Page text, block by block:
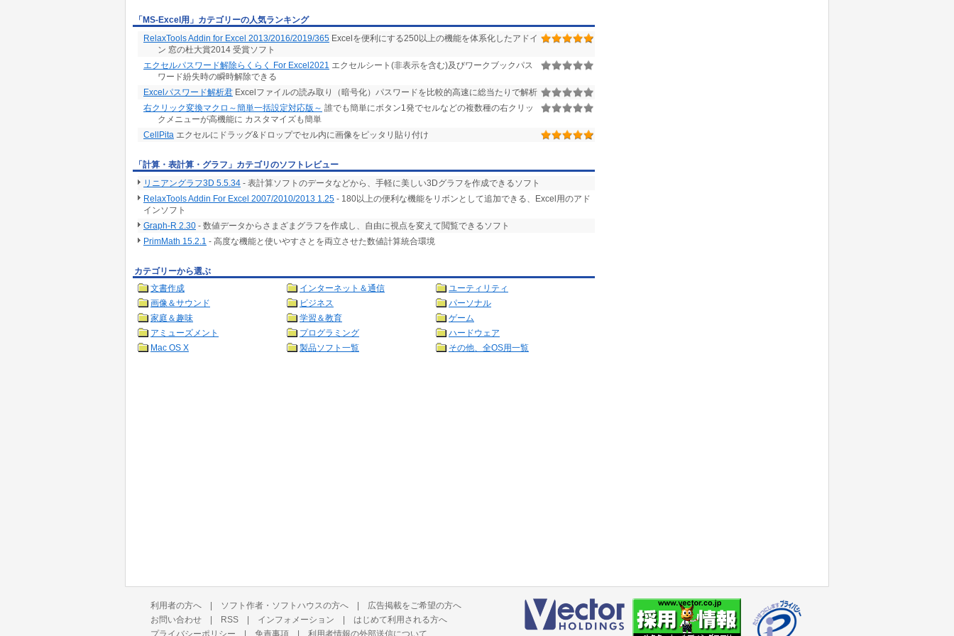
「MS-Excel用」カテゴリーの人気ランキング
RelaxTools Addin for Excel 2013/2016/2019/365 Excelを便利にする250以上の機能を体系化したアドイ
ン 窓の杜大賞2014 受賞ソフト
エクセルパスワード解除らくらく For Excel2021 エクセルシート(非表示を含む)及びワークブックパス
ワード紛失時の瞬時解除できる
Excelパスワード解析君 Excelファイルの読み取り（暗号化）パスワードを比較的高速に総当たりで解析
右クリック変換マクロ～簡単一括設定対応版～ 誰でも簡単にボタン1発でセルなどの複数種の右クリッ
クメニューが高機能に カスタマイズも簡単
CellPita エクセルにドラッグ&ドロップでセル内に画像をピッタリ貼り付け
「計算・表計算・グラフ」カテゴリのソフトレビュー
リニアングラフ3D 5.5.34 - 表計算ソフトのデータなどから、手軽に美しい3Dグラフを作成できるソフト
RelaxTools Addin For Excel 2007/2010/2013 1.25 - 180以上の便利な機能をリボンとして追加できる、Excel用のアド
インソフト
Graph-R 2.30 - 数値データからさまざまグラフを作成し、自由に視点を変えて閲覧できるソフト
PrimMath 15.2.1 - 高度な機能と使いやすさとを両立させた数値計算統合環境
カテゴリーから選ぶ
文書作成
インターネット＆通信
ユーティリティ
画像＆サウンド
ビジネス
パーソナル
家庭＆趣味
学習＆教育
ゲーム
アミューズメント
プログラミング
ハードウェア
Mac OS X
製品ソフト一覧 その他、全OS用一覧
利用者の方へ | ソフト作者・ソフトハウスの方へ | 広告掲載をご希望の方へ
お問い合わせ | RSS | インフォメーション | はじめて利用される方へ
プライバシーポリシー | 免責事項 | 利用者情報の外部送信について